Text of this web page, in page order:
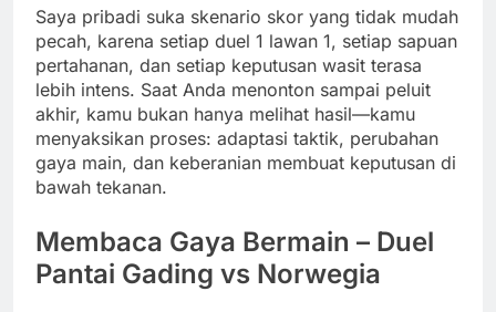
Saya pribadi suka skenario skor yang tidak mudah
pecah, karena setiap duel 1 lawan 1, setiap sapuan
pertahanan, dan setiap keputusan wasit terasa
lebih intens. Saat Anda menonton sampai peluit
akhir, kamu bukan hanya melihat hasil—kamu
menyaksikan proses: adaptasi taktik, perubahan
gaya main, dan keberanian membuat keputusan di
bawah tekanan.
Membaca Gaya Bermain – Duel
Pantai Gading vs Norwegia